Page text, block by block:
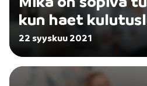
kun haet
22 syyskuu 2021